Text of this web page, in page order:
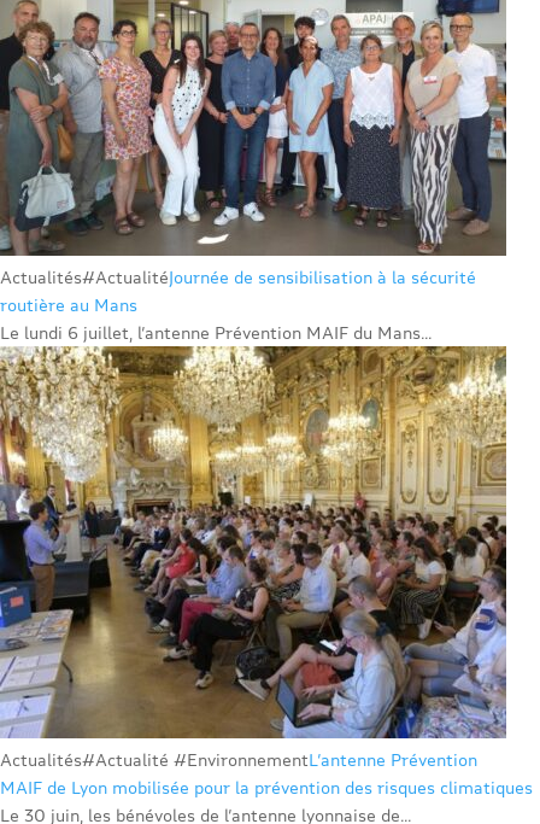
Actualités#ActualitéJournée de sensibilisation à la sécurité
routière au Mans
Le lundi 6 juillet, l’antenne Prévention MAIF du Mans...
Actualités#Actualité #EnvironnementL’antenne Prévention
MAIF de Lyon mobilisée pour la prévention des risques climatiques
Le 30 juin, les bénévoles de l’antenne lyonnaise de...